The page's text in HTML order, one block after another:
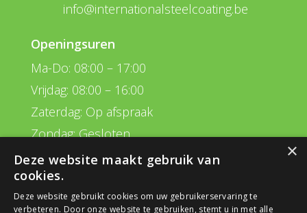
info@internationalsteelcoating.be
Openingsuren
Ma-Do: 08:00 – 17:00
Vrijdag: 08:00 – 16:00
Zaterdag: Op afspraak
Zondag: Gesloten
Navigatie
Behandelingen
×
Deze website maakt gebruik van
cookies.
Deze website gebruikt cookies om uw gebruikerservaring te
verbeteren. Door onze website te gebruiken, stemt u in met alle